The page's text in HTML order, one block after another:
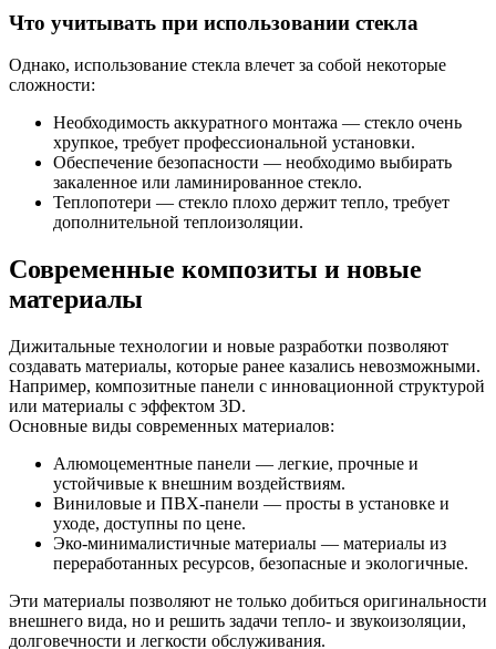
Что учитывать при использовании стекла
Однако, использование стекла влечет за собой некоторые
сложности:
Необходимость аккуратного монтажа — стекло очень
хрупкое, требует профессиональной установки.
Обеспечение безопасности — необходимо выбирать
закаленное или ламинированное стекло.
Теплопотери — стекло плохо держит тепло, требует
дополнительной теплоизоляции.
Современные композиты и новые
материалы
Дижитальные технологии и новые разработки позволяют
создавать материалы, которые ранее казались невозможными.
Например, композитные панели с инновационной структурой
или материалы с эффектом 3D.
Основные виды современных материалов:
Алюмоцементные панели — легкие, прочные и
устойчивые к внешним воздействиям.
Виниловые и ПВХ-панели — просты в установке и
уходе, доступны по цене.
Эко-минималистичные материалы — материалы из
переработанных ресурсов, безопасные и экологичные.
Эти материалы позволяют не только добиться оригинальности
внешнего вида, но и решить задачи тепло- и звукоизоляции,
долговечности и легкости обслуживания.